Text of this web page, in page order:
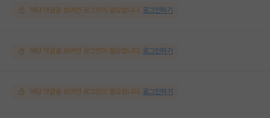
해당 댓글을 보려면 로그인이 필요합니다. 로그인하기
해당 댓글을 보려면 로그인이 필요합니다. 로그인하기
해당 댓글을 보려면 로그인이 필요합니다. 로그인하기